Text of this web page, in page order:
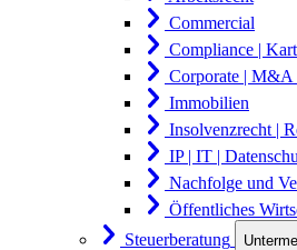
Commercial
Compliance |
Corporate | M&A
Immobilien
Insolvenzrecht |
IP | IT |
Nachfolge und
Öffentliches
Steuerberatung